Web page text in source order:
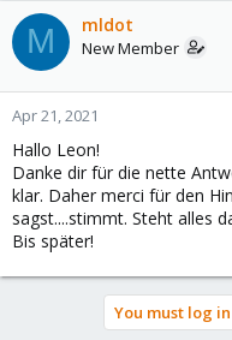
M mldot
New Member
Apr 21, 2021
Hallo Leon!
Danke dir für die nette
klar. Daher merci für den
sagst....stimmt. Steht alles
Bis später!
You must log